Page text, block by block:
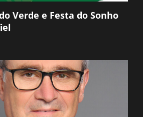
Verde e Festa do Sonho